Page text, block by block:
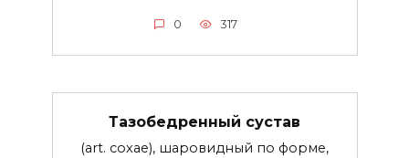
0 317
Тазобедренный сустав
(art. coxae), шаровидный по форме,